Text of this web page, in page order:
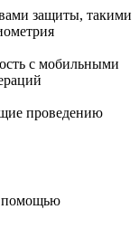
защиты, такими
с мобильными
проведению
помощью